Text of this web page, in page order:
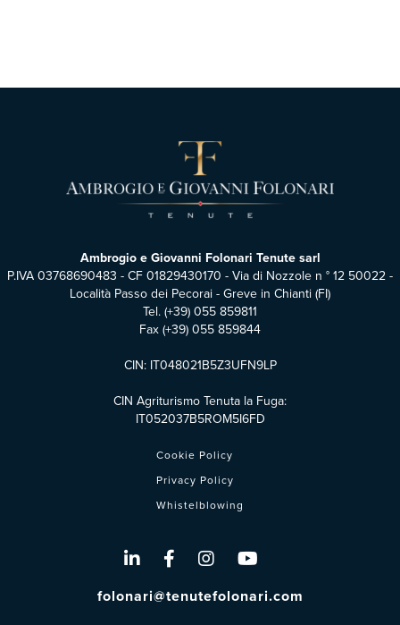
Cookie Policy
Privacy Policy
Whistelblowing
Ambrogio e Giovanni Folonari Tenute sarl
P.IVA 03768690483 - CF 01829430170 - Via di Nozzole n ° 12 50022 -
Località Passo dei Pecorai - Greve in Chianti (FI)
Tel.(+39) 055 859811
Fax (+39) 055 859844
CIN: IT048021B5Z3UFN9LP
CIN Agriturismo Tenuta la Fuga:
IT052037B5ROM5I6FD
folonari@tenutefolonari.com